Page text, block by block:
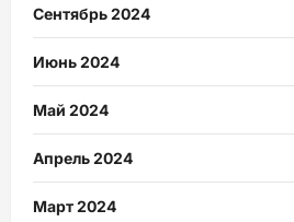
Сентябрь 2024
Июнь 2024
Май 2024
Апрель 2024
Март 2024